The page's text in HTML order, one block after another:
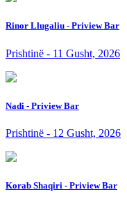
Rinor Llugaliu - Priview Bar
Prishtinë - 11 Gusht, 2026
Nadi - Priview Bar
Prishtinë - 12 Gusht, 2026
Korab Shaqiri - Priview Bar